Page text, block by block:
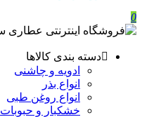
0
دسته بندی کالاها
ادویه و چاشنی
انواع بذر
انواع روغن طبی
خشکبار و حبوبات